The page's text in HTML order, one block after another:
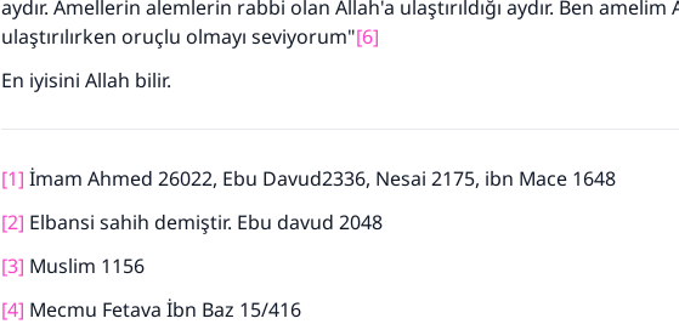
aydır. Amellerin alemlerin rabbi olan Allah'a ulaştırıldığı aydır. Ben amelim
ulaştırılırken oruçlu olmayı seviyorum"[6]
En iyisini Allah bilir.
[1] İmam Ahmed 26022, Ebu Davud2336, Nesai 2175, ibn Mace 1648
[2] Elbansi sahih demiştir. Ebu davud 2048
[3] Muslim 1156
[4] Mecmu Fetava İbn Baz 15/416